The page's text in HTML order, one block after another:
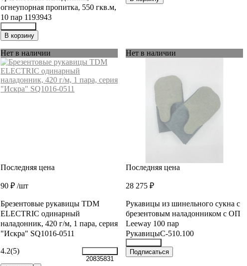
огнеупорная пропитка, 550 гкв.м,
10 пар 1193943
23592837
В корзину
Нет в наличии
Последняя цена
90 ₽ /шт
Брезентовые рукавицы TDM
ELECTRIC одинарный
наладонник, 420 г/м, 1 пара, серия
"Искра" SQ1016-0511
4.2(5)
20835831
Нет в наличии
Последняя цена
28 275 ₽
Рукавицы из шинельного сукна с
брезентовым наладонником с ОП
Leeway 100 пар
РукавицыС-510.100
36344682
Подписаться